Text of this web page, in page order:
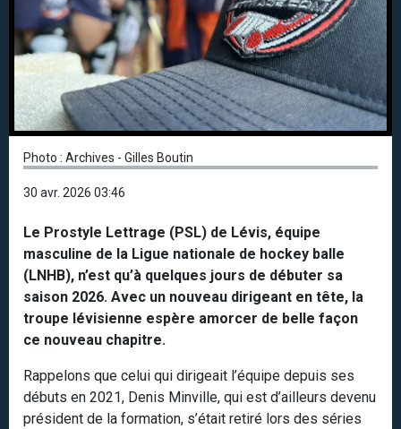
Photo : Archives - Gilles Boutin
30 avr. 2026 03:46
Le Prostyle Lettrage (PSL) de Lévis, équipe
masculine de la Ligue nationale de hockey balle
(LNHB), n’est qu’à quelques jours de débuter sa
saison 2026. Avec un nouveau dirigeant en tête, la
troupe lévisienne espère amorcer de belle façon
ce nouveau chapitre.
Rappelons que celui qui dirigeait l’équipe depuis ses
débuts en 2021, Denis Minville, qui est d’ailleurs devenu
président de la formation, s’était retiré lors des séries